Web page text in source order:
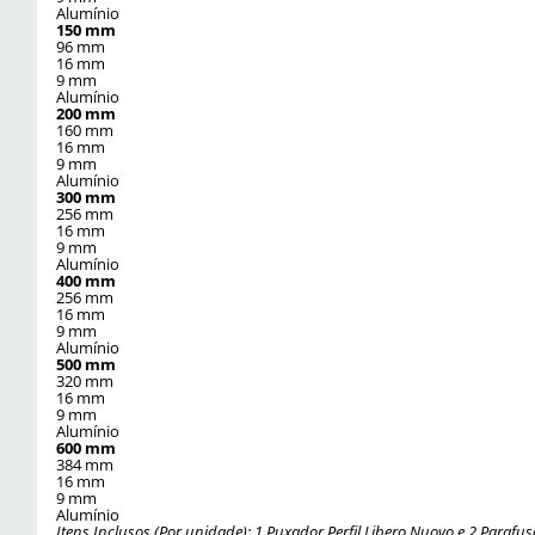
Alumínio
150 mm
96 mm
16 mm
9 mm
Alumínio
200 mm
160 mm
16 mm
9 mm
Alumínio
300 mm
256 mm
16 mm
9 mm
Alumínio
400 mm
256 mm
16 mm
9 mm
Alumínio
500 mm
320 mm
16 mm
9 mm
Alumínio
600 mm
384 mm
16 mm
9 mm
Alumínio